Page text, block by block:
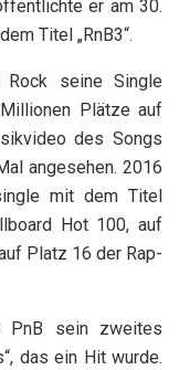
er am 30.
Titel „RnB3“.
seine Single
Plätze auf
des Songs
angesehen. 2016
mit dem Titel
Hot 100, auf
Platz 16 der Rap-
PnB sein zweites
das ein Hit wurde.